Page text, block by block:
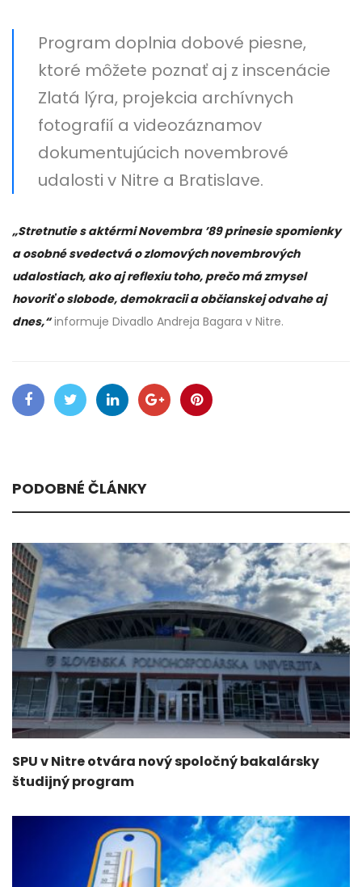
Program doplnia dobové piesne,
ktoré môžete poznať aj z inscenácie
Zlatá lýra, projekcia archívnych
fotografií a videozáznamov
dokumentujúcich novembrové
udalosti v Nitre a Bratislave.
„Stretnutie s aktérmi Novembra ’89 prinesie spomienky
a osobné svedectvá o zlomových novembrových
udalostiach, ako aj reflexiu toho, prečo má zmysel
hovoriť o slobode, demokracii a občianskej odvahe aj
dnes,“informuje Divadlo Andreja Bagara v Nitre.
PODOBNÉ ČLÁNKY
SPU v Nitre otvára nový spoločný bakalársky
študijný program